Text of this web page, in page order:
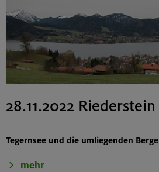
28.11.2022 Riederstein
Tegernsee und die umliegenden Berge
mehr